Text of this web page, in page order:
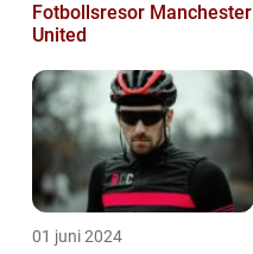
Fotbollsresor Manchester
United
01 juni 2024